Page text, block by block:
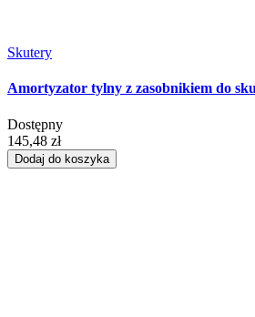
Skutery
Amortyzator tylny z zasobnikiem do
Dostępny
145,48 zł
Dodaj do koszyka